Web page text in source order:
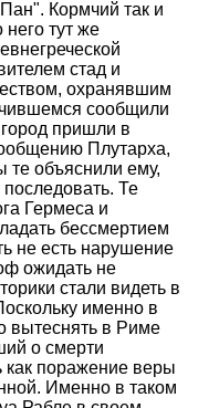
Кормчий так и
тут же
стад и
охранявшим
сообщили
пришли в
Плутарха,
те объяснили ему,
последовать. Те
Гермеса и
бессмертием
не есть нарушение
ожидать не
стали видеть в
именно в
вытеснять в Риме
о смерти
как поражение веры
Именно в таком